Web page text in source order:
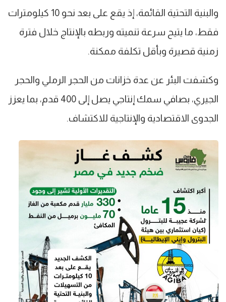
والبنية التحتية القائمة، إذ يقع على بعد نحو 10 كيلومترات
فقط، ما يتيح سرعة تنميته وربطه بالإنتاج خلال فترة
زمنية قصيرة وبأقل تكلفة ممكنة.
وكشفت البئر عن عدة خزانات من الحجر الرملي والحجر
الجيري، بصافي سمك إنتاجي يصل إلى 400 قدم، بما يعزز
الجدوى الاقتصادية والإنتاجية للاكتشاف.